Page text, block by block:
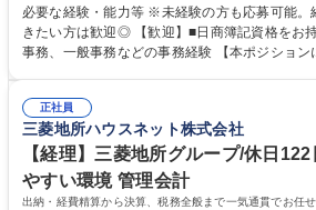
階的に経理知識を身につけていただきます。 【具体的には】 ■社内稟議に
基づく仕訳入力 ■月末の振込業務 ■明細作成 ■
メンバーの業務サポート 【将来的には】 ■月次
想定です。 募集職種 未経験歓迎【経理/みなとみらい】プライム上場/残業
ほぼなし/年休123日
必要な経験・能力等 ※未経験の方も応募可能。
きたい方は歓迎◎ 【歓迎】■日商簿記資格をお
事務、一般事務などの事務経験 【本ポジションについて】 本ポジション
当し、3～5年をかけて月次決算・四半期決算・
テップアップできます。また、残業は通常月ほ
未満のため、無理なく経理として専門性を身に
歴・資格 学歴：大学院 大学 高専 短大 専修学校
簿記検定1級 日商簿記検定2級
正社員
三菱地所ハウスネット株式会社
【経理】三菱地所グループ/休日
やすい環境 管理会計
出納・経費精算から決算、税務全般まで一気通貫でお任